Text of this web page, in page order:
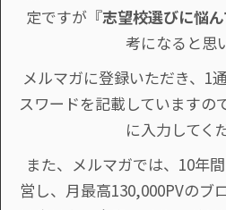
定ですが『志望校選びに悩
考になると思
メルマガに登録いただき、1
スワードを記載していますの
に入力してく
また、メルマガでは、10年
営し、月最高130,000PVのブ